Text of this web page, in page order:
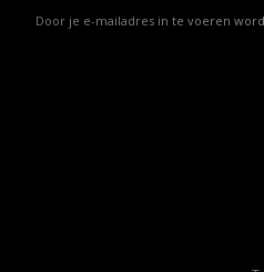
Door je e-mailadres in te voeren